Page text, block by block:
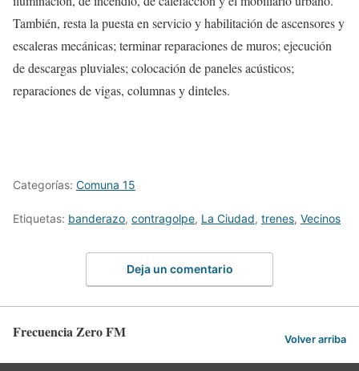
También, resta la puesta en servicio y habilitación de ascensores y
escaleras mecánicas; terminar reparaciones de muros; ejecución
de descargas pluviales; colocación de paneles acústicos;
reparaciones de vigas, columnas y dinteles.
Categorías: Comuna 15
Etiquetas: banderazo, contragolpe, La Ciudad, trenes, Vecinos
Deja un comentario
Frecuencia Zero FM Volver arriba